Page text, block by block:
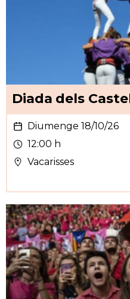
Diada dels
Diumenge 18/10/26
12:00 h
Vacarisses